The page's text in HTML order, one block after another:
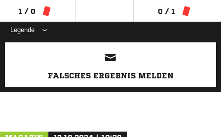
1 / 0 0 / 1
Legende
ANZEIGE
FALSCHES ERGEBNIS MELDEN